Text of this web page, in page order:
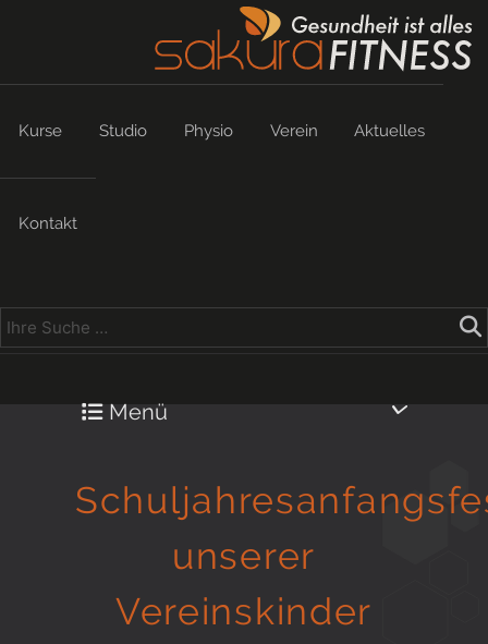
Kurse Studio Physio Verein Aktuelles
Kontakt
Menü
Gesund in Form
Sauna- und Freizeitcenter
unserer
Vereinskinder